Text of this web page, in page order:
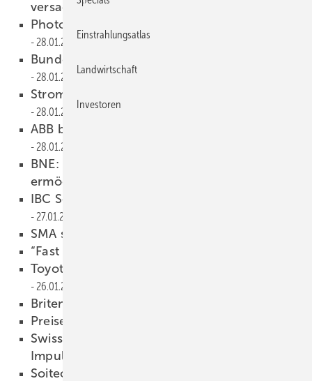
versachlichen
Photovoltaik wird wichtigste Technologie
28.01.2015
Bundesregierung regelt Ausschreibungen
28.01.2015
Stromnetze kein beschränkender Faktor
28.01.2015
ABB baut Testanlage in der Wüste
28.01.2015
BNE: Alternative Direktvermarktung
ermöglichen
IBC Solar übernimmt türkischen Projektierer
27.01.2015
SMA streicht 1.600 Stellen
“Fast ohne rotierende Massen“
Toyota baut mehr Brennstoffzellenautos
26.01.2015
Briten installieren Dachanlagen
Preise leicht sinkend
Swissmint gibt Sondermünze mit Solar
Impulse heraus
Soitec stellt Solarsparte zur Disposition
Einstrahlungsatlas
Landwirtschaft
Investoren